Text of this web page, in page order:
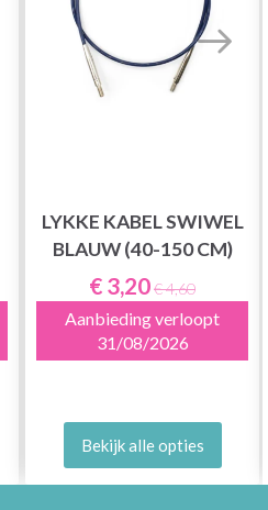
LYKKE KABEL SWIWEL
BLAUW (40-150 CM)
€ 3,20€ 4,60
Aanbieding verloopt
31/08/2026
Bekijk alle opties